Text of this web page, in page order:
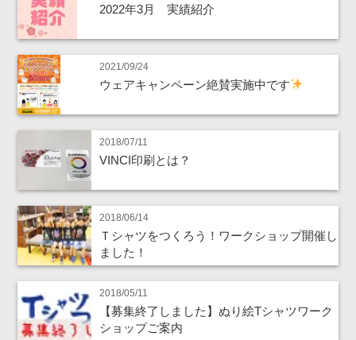
2022年3月 実績紹介
2021/09/24
ウェアキャンペーン絶賛実施中です
2018/07/11
VINCI印刷とは？
2018/06/14
Ｔシャツをつくろう！ワークショップ開催し
ました！
2018/05/11
【募集終了しました】ぬり絵Tシャツワーク
ショップご案内